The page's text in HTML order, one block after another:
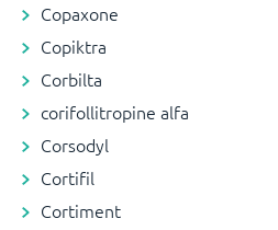
Copaxone
Copiktra
Corbilta
corifollitropine alfa
Corsodyl
Cortifil
Cortiment